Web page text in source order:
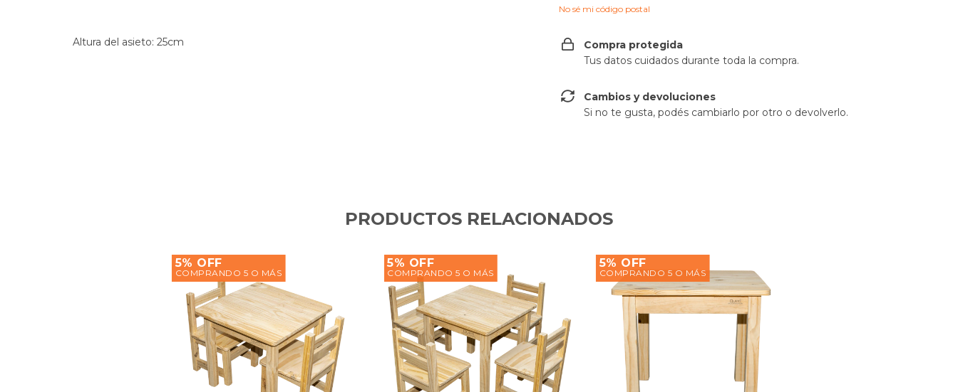
Altura del asieto: 25cm
No sé mi código postal
Compra protegida
Tus datos cuidados durante toda la compra.
Cambios y devoluciones
Si no te gusta, podés cambiarlo por otro o devolverlo.
PRODUCTOS RELACIONADOS
5% OFF
COMPRANDO 5 O MÁS
5% OFF
COMPRANDO 5 O MÁS
5% OFF
COMPRANDO 5 O MÁS